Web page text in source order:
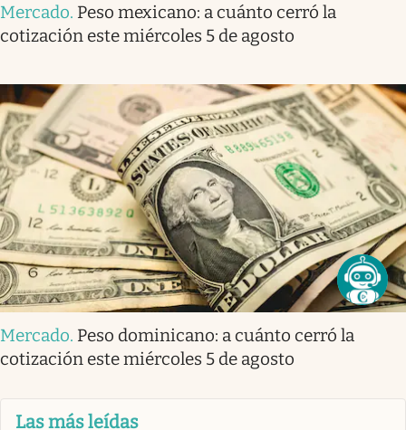
Mercado. Peso mexicano: a cuánto cerró la
cotización este miércoles 5 de agosto
Mercado. Peso dominicano: a cuánto cerró la
cotización este miércoles 5 de agosto
Las más leídas